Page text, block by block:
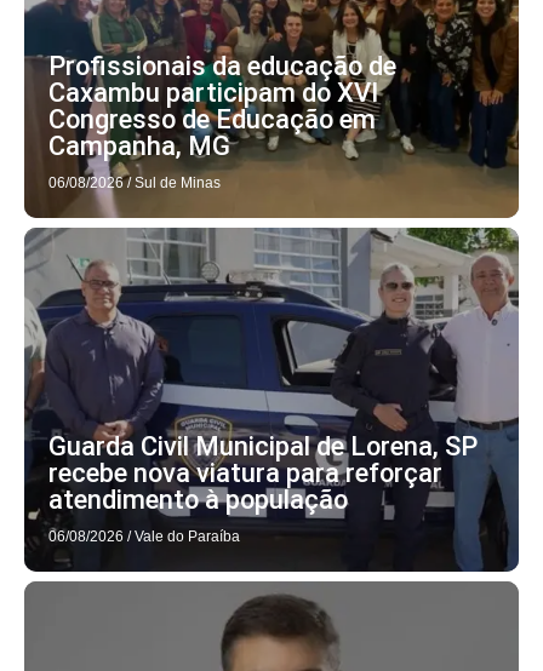
Profissionais da educação de
Caxambu participam do XVI
Congresso de Educação em
Campanha, MG
06/08/2026 / Sul de Minas
Guarda Civil Municipal de Lorena, SP
recebe nova viatura para reforçar
atendimento à população
06/08/2026 / Vale do Paraíba